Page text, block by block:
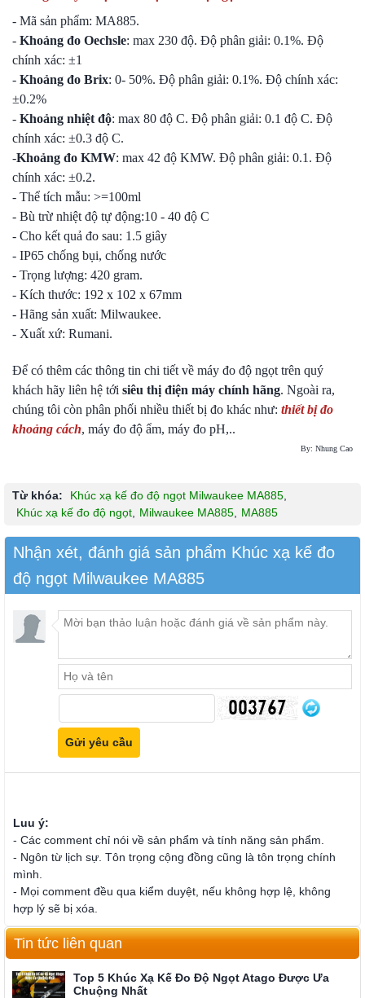
- Mã sản phẩm: MA885.
- Khoảng đo Oechsle: max 230 độ. Độ phân giải: 0.1%. Độ
chính xác: ±1
- Khoảng đo Brix: 0- 50%. Độ phân giải: 0.1%. Độ chính xác:
±0.2%
- Khoảng nhiệt độ: max 80 độ C. Độ phân giải: 0.1 độ C. Độ
chính xác: ±0.3 độ C.
-Khoảng đo KMW: max 42 độ KMW. Độ phân giải: 0.1. Độ
chính xác: ±0.2.
- Thể tích mẫu: >=100ml
- Bù trừ nhiệt độ tự động:10 - 40 độ C
- Cho kết quả đo sau: 1.5 giây
- IP65 chống bụi, chống nước
- Trọng lượng: 420 gram.
- Kích thước: 192 x 102 x 67mm
- Hãng sản xuất: Milwaukee.
- Xuất xứ: Rumani.
Để có thêm các thông tin chi tiết về máy đo độ ngọt trên quý
khách hãy liên hệ tới siêu thị điện máy chính hãng. Ngoài ra,
chúng tôi còn phân phối nhiều thiết bị đo khác như: thiết bị đo
khoảng cách, máy đo độ ẩm, máy đo pH,..
By: Nhung Cao
Từ khóa: Khúc xạ kế đo độ ngọt Milwaukee MA885
Khúc xạ kế đo độ ngọt
Milwaukee MA885 MA885
Nhận xét, đánh giá sản phẩm Khúc xạ kế đo
độ ngọt Milwaukee MA885
Luu ý:
- Các comment chỉ nói về sản phẩm và tính năng sản phẩm.
- Ngôn từ lịch sự. Tôn trọng cộng đồng cũng là tôn trọng chính
mình.
- Mọi comment đều qua kiểm duyệt, nếu không hợp lệ, không
hợp lý sẽ bị xóa.
Tin tức liên quan
Top 5 Khúc Xạ Kế Đo Độ Ngọt Atago Được Ưa
Chuộng Nhất